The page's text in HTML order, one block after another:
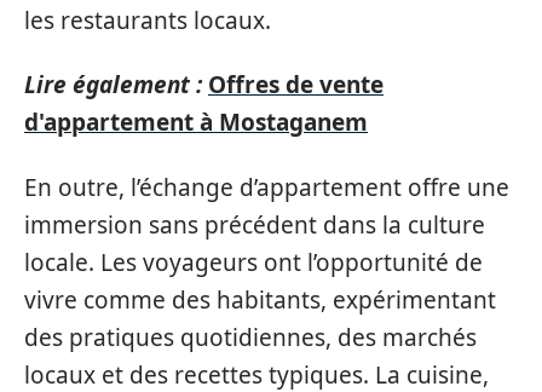
les restaurants locaux.
Lire également : Offres de vente
d'appartement à Mostaganem
En outre, l’échange d’appartement offre une
immersion sans précédent dans la culture
locale. Les voyageurs ont l’opportunité de
vivre comme des habitants, expérimentant
des pratiques quotidiennes, des marchés
locaux et des recettes typiques. La cuisine,